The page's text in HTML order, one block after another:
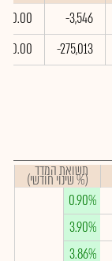
-3,546
0.00
-275,013
0.00
תשואת המדד
(% שינוי חודשי)
0.90%
3.90%
3.86%